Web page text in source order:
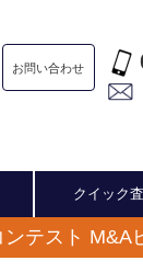
お問い合わせ
クイック
テスト M&A